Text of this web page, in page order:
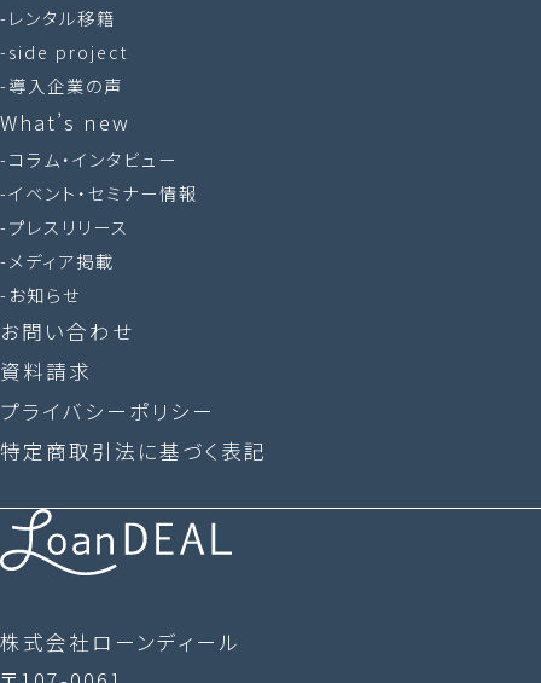
株式会社ローンディール
レンタル移籍
side project
導入企業の声
What’s new
コラム・インタビュー
イベント・セミナー情報
プレスリリース
メディア掲載
お知らせ
お問い合わせ
資料請求
プライバシーポリシー
特定商取引法に基づく表記